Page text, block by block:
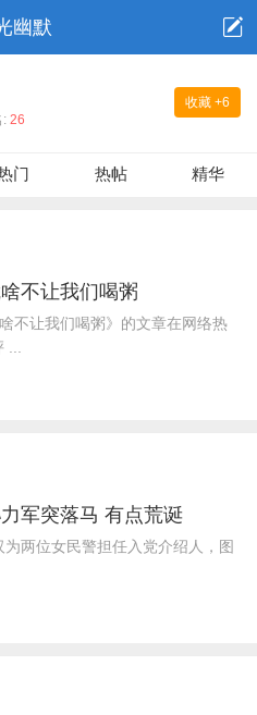
幽默
收藏 +6
: 26
门 热帖 精华
不让我们喝粥
不让我们喝粥》的文章在网络热
军突落马 有点荒诞
两位女民警担任入党介绍人，图